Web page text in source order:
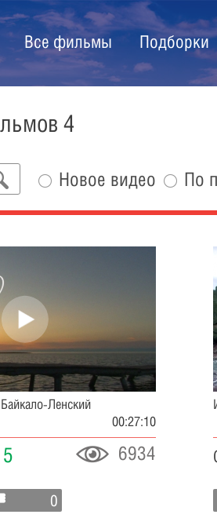
Все фильмы Подборки
4
Новое видео По
Ленский
00:27:10
5 6934
0